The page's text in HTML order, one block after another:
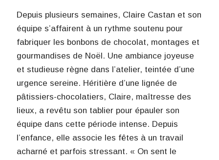
Depuis plusieurs semaines, Claire Castan et son
équipe s’affairent à un rythme soutenu pour
fabriquer les bonbons de chocolat, montages et
gourmandises de Noël. Une ambiance joyeuse
et studieuse règne dans l’atelier, teintée d’une
urgence sereine. Héritière d’une lignée de
pâtissiers-chocolatiers, Claire, maîtresse des
lieux, a revêtu son tablier pour épauler son
équipe dans cette période intense. Depuis
l’enfance, elle associe les fêtes à un travail
acharné et parfois stressant. « On sent le